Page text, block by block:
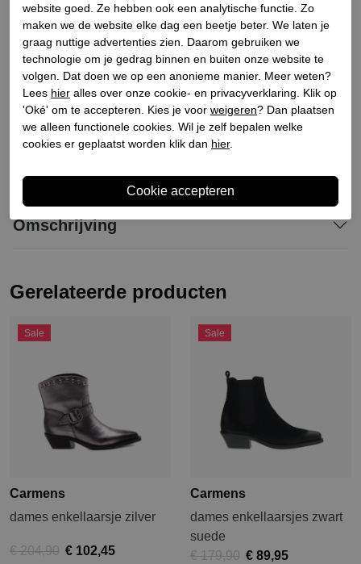
Materiaal buitenkant
Leer
Materiaal binnenkant
Leer
Materiaal zool
Synthetisch
Hakhoogte
6.5
Schachthoogte
13
Schachtbreedte
11
Winkelvoorraad
Omschrijving
Gerelateerde producten
Sale
Carmens
dames enkellaarsje zilver
€ 204,90 € 102,45
Sale
Carmens
dames enkellaarsjes zwart
suede
€ 179,90 € 89,95
website goed. Ze hebben ook een analytische functie. Zo
maken we de website elke dag een beetje beter. We laten je
graag nuttige advertenties zien. Daarom gebruiken we
technologie om je gedrag binnen en buiten onze website te
volgen. Dat doen we op een anonieme manier. Meer weten?
Lees hier alles over onze cookie- en privacyverklaring. Klik op
'Oké' om te accepteren. Kies je voor weigeren? Dan plaatsen
we alleen functionele cookies. Wil je zelf bepalen welke
cookies er geplaatst worden klik dan hier.